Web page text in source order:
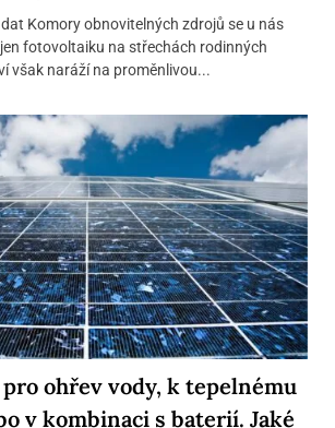
Komory obnovitelných zdrojů se u nás
fotovoltaiku na střechách rodinných
však naráží na proměnlivou...
ohřev vody, k tepelnému
v kombinaci s baterií. Jaké